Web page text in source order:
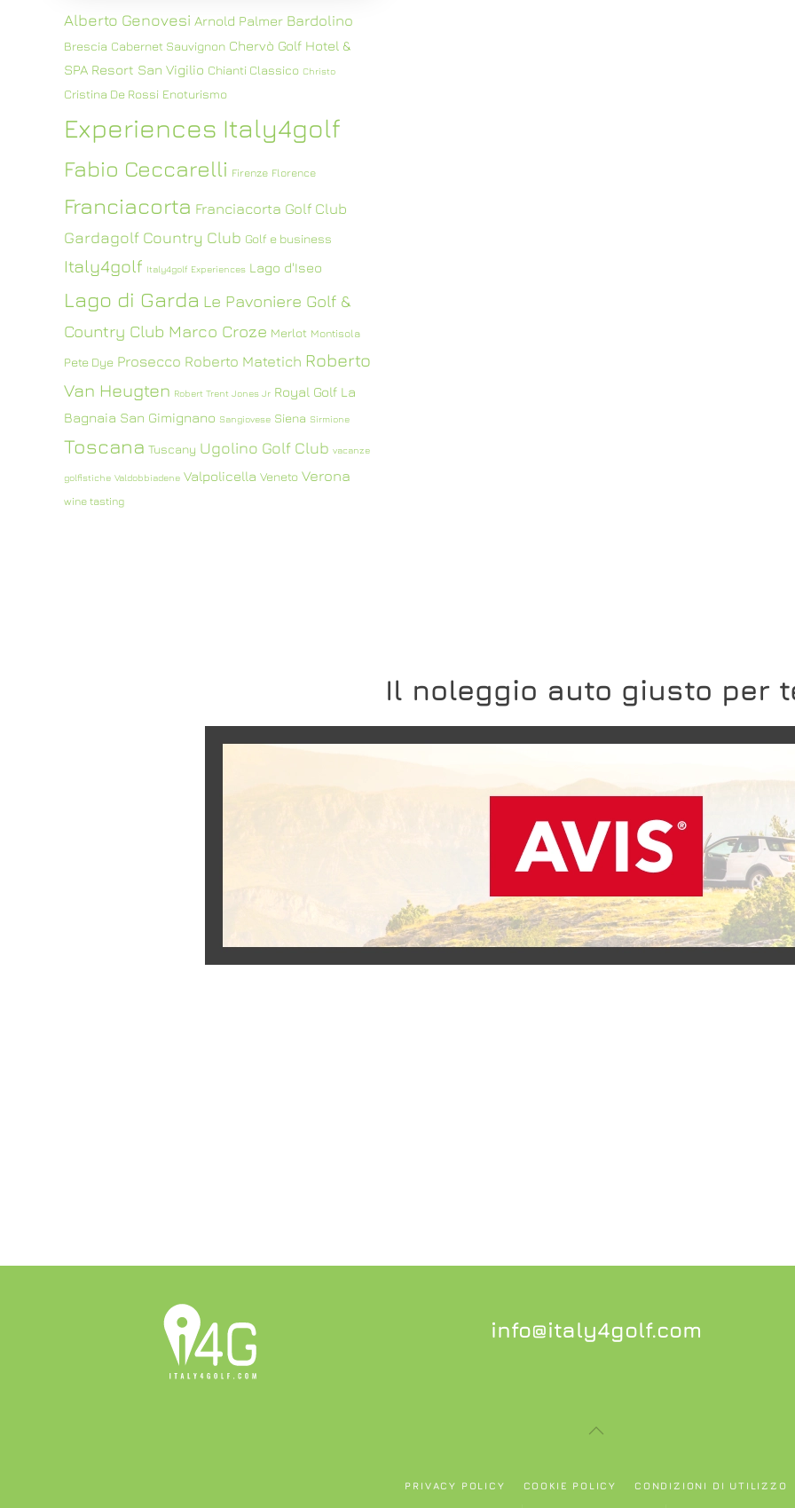
Alberto Genovesi Arnold Palmer Bardolino
Brescia Cabernet Sauvignon Chervò Golf Hotel &
SPA Resort San Vigilio Chianti Classico Christo
Cristina De Rossi Enoturismo
Experiences Italy4golf
Fabio Ceccarelli Firenze Florence
Franciacorta Franciacorta Golf Club
Gardagolf Country Club Golf e business
Italy4golf Italy4golf Experiences Lago d'Iseo
Lago di Garda Le Pavoniere Golf &
Country Club Marco Croze Merlot Montisola
Pete Dye Prosecco Roberto Matetich Roberto
Van Heugten Robert Trent Jones Jr Royal Golf La
Bagnaia San Gimignano Sangiovese Siena Sirmione
Toscana Tuscany Ugolino Golf Club vacanze
golfistiche Valdobbiadene Valpolicella Veneto Verona
wine tasting
Il noleggio auto giusto per
SCOPRI L'OFFERTA
info@italy4golf.com
PRIVACY POLICY COOKIE POLICY CONDIZIONI DI UTILIZZO